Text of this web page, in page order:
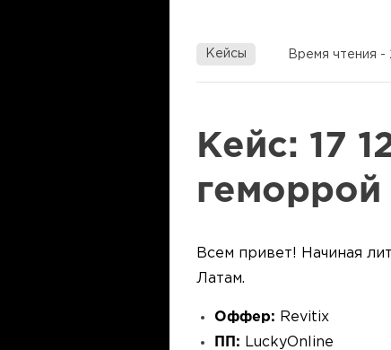
Кейсы Время чтения -
Кейс: 17
геморрой
Всем привет! Начиная
Латам.
Оффер: Revitix
ПП: LuckyOnline